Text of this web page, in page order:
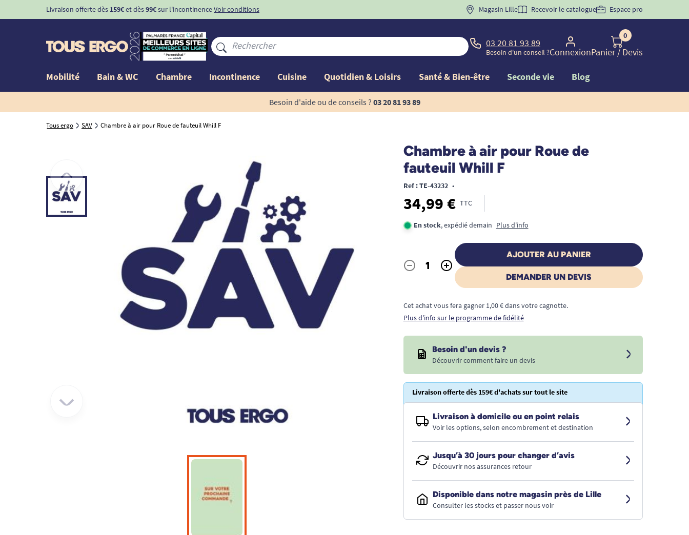
Livraison offerte dès 159€et dès99€sur l'incontinenceVoir conditions BIENVENUE" pourla 1ère commande d'incontinence
Magasin Lille Recevoir le catalogue Espace pro
03 20 81 93 89
Besoin d'un conseil ?Connexion
0
Panier/ Devis
Mobilité Bain & WC Chambre Incontinence Cuisine Quotidien & Loisirs Santé & Bien-être Seconde vie Blog
Besoin d'aide ou de conseils ? 03 20 81 93 89
Tous ergo SAV Chambre à air pour Roue de fauteuil Whill F
Chambre à air pour Roue de
fauteuil Whill F
Ref : TE-43232 •
34,99 € TTC
En stock, expédié demain Plus d'info
Quantité
- +
AJOUTER AU PANIER
DEMANDER UN DEVIS
Cet achat vous fera gagner 1,00 € dans votre cagnotte.
Plus d'info sur le programme de fidélité
Besoin d'un devis ?
Découvrir comment faire un devis
Livraison offerte dès 159€ d'achats sur tout le site
Livraison à domicile ou en point relais
Voir les options, selon encombrement et destination
Jusqu’à 30 jours pour changer d’avis
Découvrir nos assurances retour
Disponible dans notre magasin près de Lille
Consulter les stocks et passer nous voir